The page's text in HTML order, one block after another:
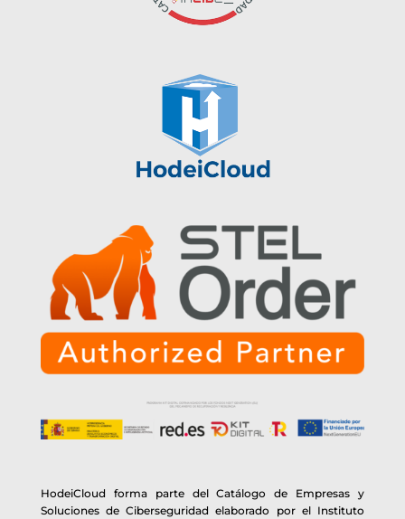
HodeiCloud forma parte del Catálogo de Empresas y
Soluciones de Ciberseguridad elaborado por el Instituto